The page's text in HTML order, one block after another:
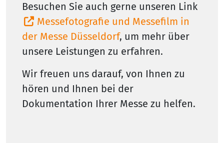
Besuchen Sie auch gerne unseren Link
Messefotografie und Messefilm in
der Messe Düsseldorf, um mehr über
unsere Leistungen zu erfahren.
Wir freuen uns darauf, von Ihnen zu
hören und Ihnen bei der
Dokumentation Ihrer Messe zu helfen.